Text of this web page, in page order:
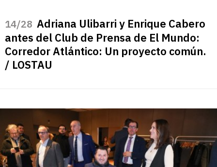
/28 Adriana Ulibarri y Enrique Cabero
antes del Club de Prensa de El Mundo:
Corredor Atlántico: Un proyecto común.
/ LOSTAU